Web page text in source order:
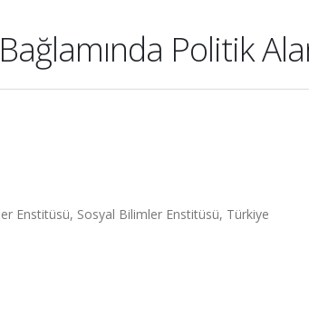
Politik
Enstitüsü, Sosyal Bilimler Enstitüsü, Türkiye